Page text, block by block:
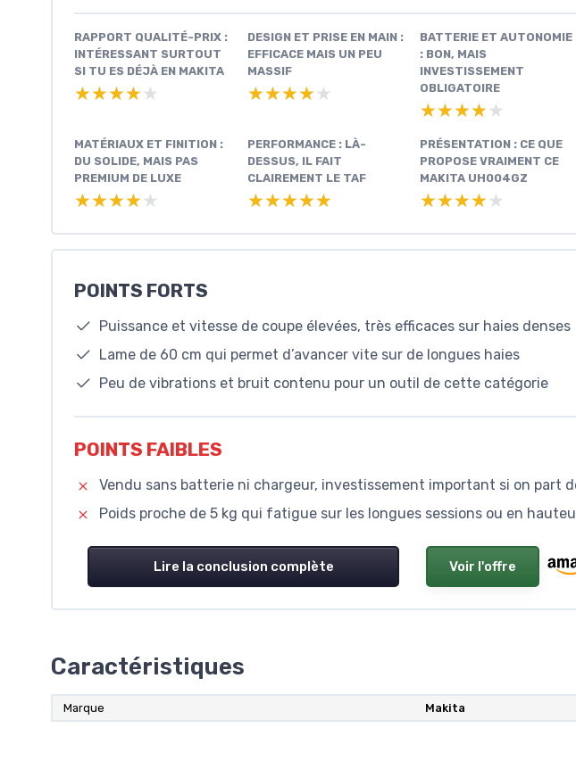
RAPPORT QUALITÉ-PRIX :
INTÉRESSANT SURTOUT
SI TU ES DÉJÀ EN MAKITA
★★★★★
★★★★★
DESIGN ET PRISE EN MAIN :
EFFICACE MAIS UN PEU
MASSIF
★★★★★
★★★★★
BATTERIE ET AUTONOMIE
: BON, MAIS
INVESTISSEMENT
OBLIGATOIRE
★★★★★
★★★★★
MATÉRIAUX ET FINITION :
DU SOLIDE, MAIS PAS
PREMIUM DE LUXE
★★★★★
★★★★★
PERFORMANCE : LÀ-
DESSUS, IL FAIT
CLAIREMENT LE TAF
★★★★★
★★★★★
PRÉSENTATION : CE QUE
PROPOSE VRAIMENT CE
MAKITA UH004GZ
★★★★★
★★★★★
POINTS FORTS
Puissance et vitesse de coupe élevées, très efficaces sur haies denses
Lame de 60 cm qui permet d’avancer vite sur de longues haies
Peu de vibrations et bruit contenu pour un outil de cette catégorie
POINTS FAIBLES
Vendu sans batterie ni chargeur, investissement important si on part
Poids proche de 5 kg qui fatigue sur les longues sessions ou en
Lire la conclusion complète Voir l'offre
Caractéristiques
Marque Makita